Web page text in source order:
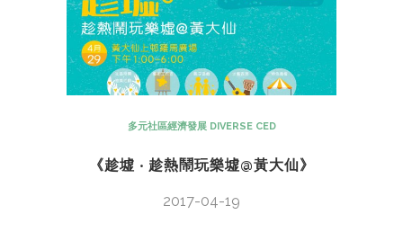
多元社區經濟發展 DIVERSE CED
《趁墟 ‧ 趁熱鬧玩樂墟@黃大仙》
2017-04-19